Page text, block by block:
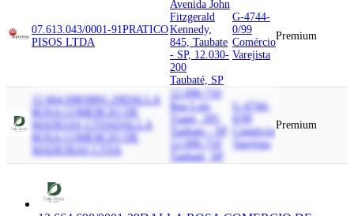
07.613.043/0001-91PRATICO
PISOS LTDA
Avenida John
Fitzgerald
Kennedy,
845, Taubate
- SP, 12.030-
200
Taubaté, SP
G-4744-
0/99
Comércio
Varejista
Premium
12.664.698/0001-29DALLA
ROSA COMERCIO DE
MADEIAS LTDADALLA
ROSA COMERCIO DE
MADEIRAS LTDA
12.090-710
Rua Luis
Tuam, 185,
Taubate - SP,
12.090-710
Taubaté, SP
G-4744-
Comércio
Varejista
Premium